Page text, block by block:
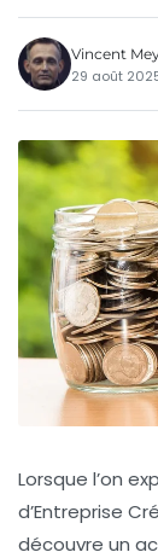
Vincent
29 août
Lorsque l’on
d’Entreprise
découvre un